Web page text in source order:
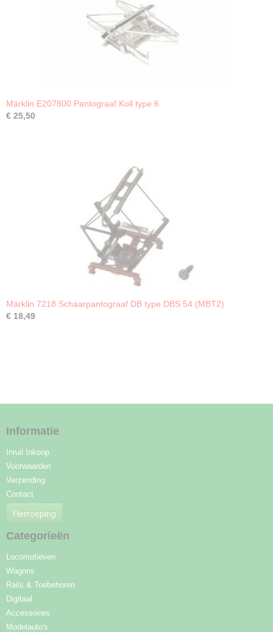
Märklin E207800 Pantograaf Koll type 6
€ 25,50
Märklin 7218 Schaarpantograaf DB type DBS 54 (MBT2)
€ 18,49
Informatie
Inruil Inkoop
Voorwaarden
Verzending
Contact
Herroeping
Categorieën
Locomotieven
Wagons
Rails & Toebehoren
Digitaal
Accessoires
Modelauto's